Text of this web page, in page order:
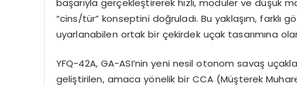
“cins/tür” konseptini doğruladı. Bu yaklaşım, farklı gö
uyarlanabilen ortak bir çekirdek uçak tasarımına
YFQ-42A, GA-ASI’nin yeni nesil otonom savaş
geliştirilen, amaca yönelik bir CCA (Müşterek